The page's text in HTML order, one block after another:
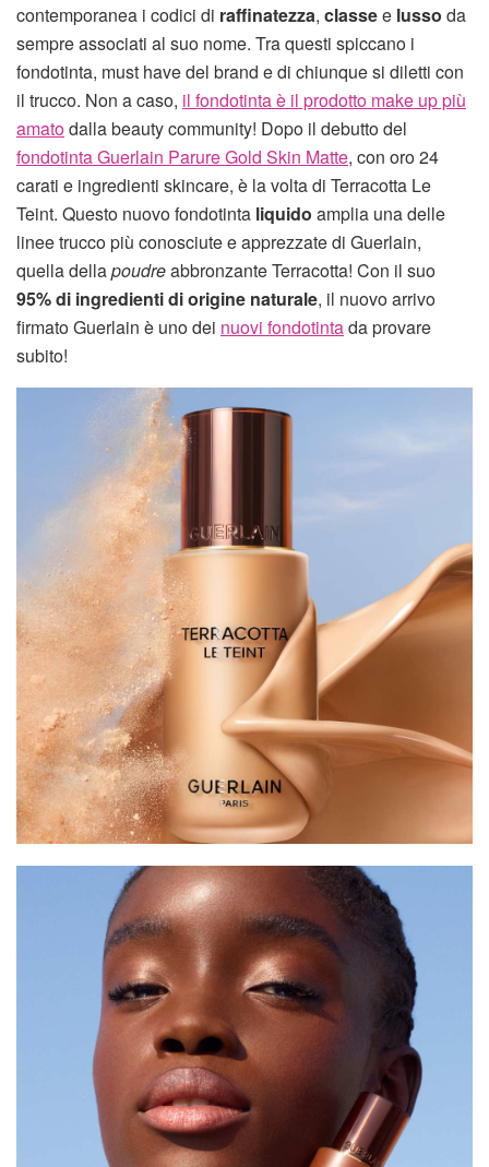
contemporanea i codici di raffinatezza, classee lusso da
sempre associati al suo nome. Tra questi spiccano i
fondotinta, must have del brand e di chiunque si diletti con
il trucco. Non a caso, il fondotinta è il prodotto make up più
amatodalla beauty community! Dopo il debutto del
fondotinta Guerlain Parure Gold Skin Matte, con oro 24
carati e ingredienti skincare, è la volta di Terracotta Le
Teint. Questo nuovo fondotinta liquido amplia una delle
linee trucco più conosciute e apprezzate di Guerlain,
quella dellapoudreabbronzante Terracotta! Con il suo
95% di ingredienti di origine naturale, il nuovo arrivo
firmato Guerlain è uno dei nuovi fondotintada provare
subito!